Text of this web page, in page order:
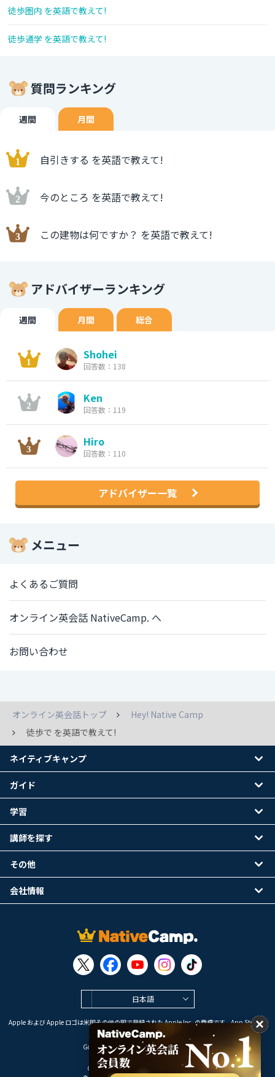
徒歩圏内 を英語で教えて!
徒歩通学 を英語で教えて!
質問ランキング
週間 月間
自引きする を英語で教えて!
今のところ を英語で教えて!
この建物は何ですか？ を英語で教えて!
アドバイザーランキング
週間 月間 総合
Shohei
回答数：138
Ken
回答数：119
Hiro
回答数：110
アドバイザー一覧
メニュー
よくあるご質問
オンライン英会話 NativeCamp. へ
お問い合わせ
オンライン英会話トップ
Hey! Native Camp
徒歩で を英語で教えて!
日本語
Apple および Apple ロゴは米国その他の国で登録された Apple Inc. の商標です。App Store は
Apple Inc. のサービスマークです。
Google Play は Google LLC の商標です。
Copyright © 2026 オンライン英会話
ネイティブキャンプ
ガイド
学習
講師を探す
その他
会社情報